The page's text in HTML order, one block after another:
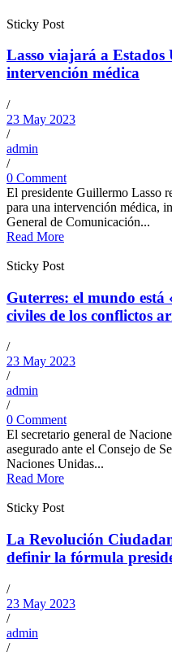
Sticky Post
Lasso viajará a
intervención médica
/
23 May 2023
/
admin
/
0 Comment
El presidente Guillermo Lasso
para una intervención médica,
General de Comunicación...
Read More
Sticky Post
Guterres: el mundo
civiles de los conflictos
/
23 May 2023
/
admin
/
0 Comment
El secretario general de
asegurado ante el Consejo de
Naciones Unidas...
Read More
Sticky Post
La Revolución
definir la fórmula
/
23 May 2023
/
admin
/